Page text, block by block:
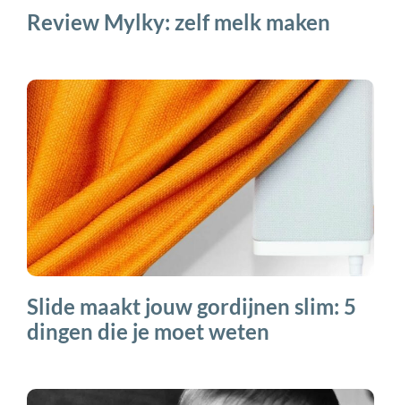
Review Mylky: zelf melk maken
Slide maakt jouw gordijnen slim: 5
dingen die je moet weten